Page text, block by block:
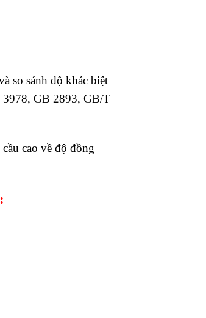
so sánh độ khác biệt
3978, GB 2893, GB/T
cao về độ đồng
: